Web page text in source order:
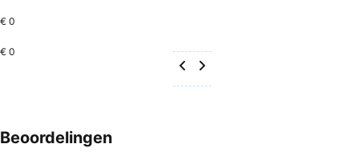
€ 0
€ 0
Beoordelingen